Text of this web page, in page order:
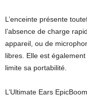
L’enceinte présente
l’absence de charge
appareil, ou de
libres. Elle est
limite sa portabilité.
L’Ultimate Ears